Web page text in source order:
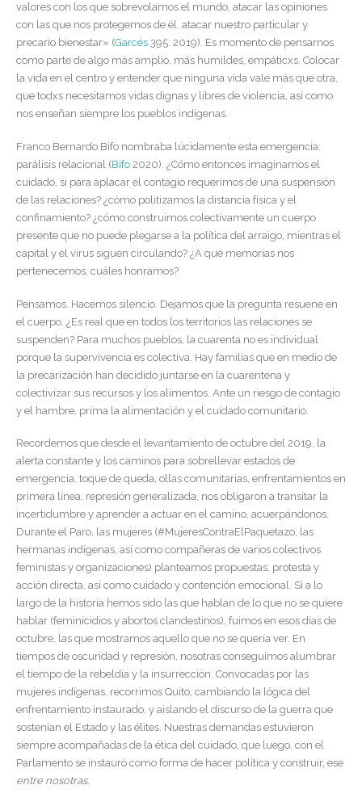
valores con los que sobrevolamos el mundo, atacar las opiniones
con las que nos protegemos de él, atacar nuestro particular y
precario bienestar» (Garcés 395: 2019). Es momento de pensarnos
como parte de algo más amplio, más humildes, empáticxs. Colocar
la vida en el centro y entender que ninguna vida vale más que otra,
que todxs necesitamos vidas dignas y libres de violencia, así como
nos enseñan siempre los pueblos indígenas.
Franco Bernardo Bifo nombraba lúcidamente esta emergencia:
parálisis relacional (Bifo 2020). ¿Cómo entonces imaginamos el
cuidado, si para aplacar el contagio requerimos de una suspensión
de las relaciones? ¿cómo politizamos la distancia física y el
confinamiento? ¿cómo construimos colectivamente un cuerpo
presente que no puede plegarse a la política del arraigo, mientras el
capital y el virus siguen circulando? ¿A qué memorias nos
pertenecemos, cuáles honramos?
Pensamos. Hacemos silencio. Dejamos que la pregunta resuene en
el cuerpo. ¿Es real que en todos los territorios las relaciones se
suspenden? Para muchos pueblos, la cuarenta no es individual
porque la supervivencia es colectiva. Hay familias que en medio de
la precarización han decidido juntarse en la cuarentena y
colectivizar sus recursos y los alimentos. Ante un riesgo de contagio
y el hambre, prima la alimentación y el cuidado comunitario.
Recordemos que desde el levantamiento de octubre del 2019, la
alerta constante y los caminos para sobrellevar estados de
emergencia, toque de queda, ollas comunitarias, enfrentamientos en
primera línea, represión generalizada, nos obligaron a transitar la
incertidumbre y aprender a actuar en el camino, acuerpándonos.
Durante el Paro, las mujeres (#MujeresContraElPaquetazo, las
hermanas indígenas, así como compañeras de varios colectivos
feministas y organizaciones) planteamos propuestas, protesta y
acción directa, así como cuidado y contención emocional. Si a lo
largo de la historia hemos sido las que hablan de lo que no se quiere
hablar (feminicidios y abortos clandestinos), fuimos en esos días de
octubre, las que mostramos aquello que no se quería ver. En
tiempos de oscuridad y represión, nosotras conseguimos alumbrar
el tiempo de la rebeldía y la insurrección. Convocadas por las
mujeres indígenas, recorrimos Quito, cambiando la lógica del
enfrentamiento instaurado, y aislando el discurso de la guerra que
sostenían el Estado y las élites. Nuestras demandas estuvieron
siempre acompañadas de la ética del cuidado, que luego, con el
Parlamento se instauró como forma de hacer política y construir, ese
entre nosotras.